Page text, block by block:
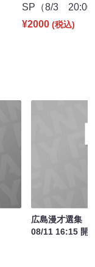
SP（8/3 20:00
¥2000 (税込)
広島漫才選集
08/11 16:15 開